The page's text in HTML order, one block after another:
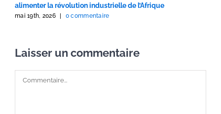
alimenter la révolution industrielle de l’Afrique
mai 19th, 2026 | 0 commentaire
Laisser un commentaire
Commentaire